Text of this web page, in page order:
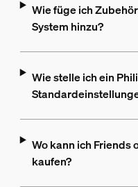
Wie füge ich
System hinzu?
Wie stelle ich ein
Wo kann ich Friends
kaufen?